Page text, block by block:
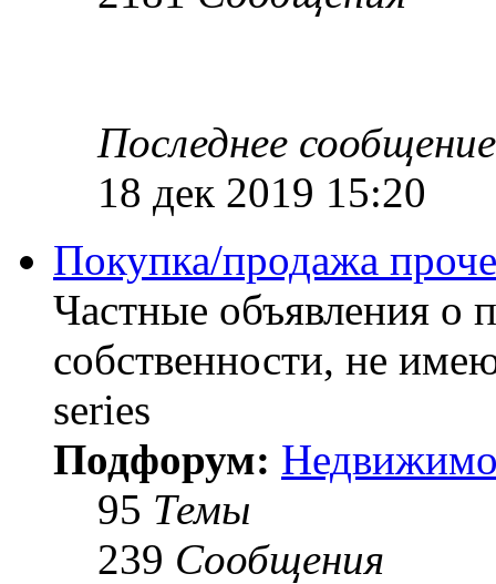
Последнее сообщение
18 дек 2019 15:20
Покупка/продажа
Частные объявления о
собственности, не
series
Подфорум:
95 Темы
239 Сообщения